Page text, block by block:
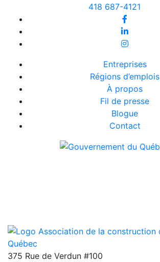
418 687-4121
Entreprises
Régions d’emplois
À propos
Fil de presse
Blogue
Contact
375 Rue de Verdun #100